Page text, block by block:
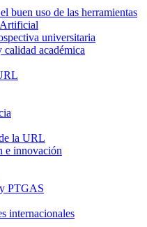
buen uso de las herramientas
Artificial
universitaria
académica
la URL
e innovación
PTGAS
internacionales